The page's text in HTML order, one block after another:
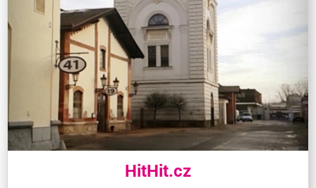
HitHit.cz